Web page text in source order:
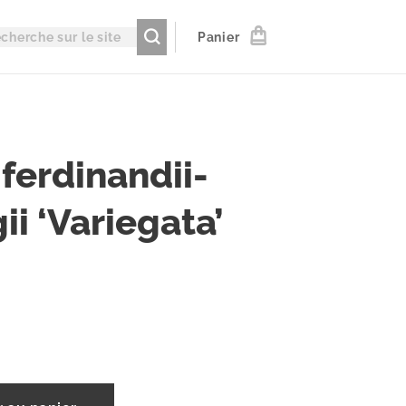
Panier
‘Variegata’